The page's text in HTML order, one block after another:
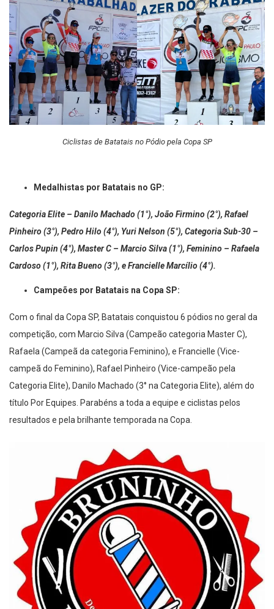
Ciclistas de Batatais no Pódio pela Copa SP
Medalhistas por Batatais no GP:
Categoria Elite – Danilo Machado (1°), João Firmino (2°), Rafael
Pinheiro (3°), Pedro Hilo (4°), Yuri Nelson (5°), Categoria Sub-30 –
Carlos Pupin (4°), Master C – Marcio Silva (1°), Feminino – Rafaela
Cardoso (1°), Rita Bueno (3°), e Francielle Marcílio (4°).
Campeões por Batatais na Copa SP:
Com o final da Copa SP, Batatais conquistou 6 pódios no geral da
competição, com Marcio Silva (Campeão categoria Master C),
Rafaela (Campeã da categoria Feminino), e Francielle (Vice-
campeã do Feminino), Rafael Pinheiro (Vice-campeão pela
Categoria Elite), Danilo Machado (3° na Categoria Elite), além do
título Por Equipes. Parabéns a toda a equipe e ciclistas pelos
resultados e pela brilhante temporada na Copa.